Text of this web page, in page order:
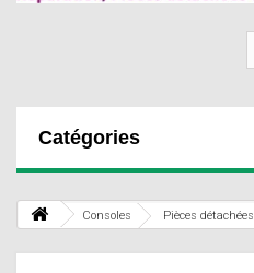
Catégories
Consoles Pièces détachées